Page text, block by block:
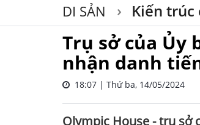
DI SẢN Kiến trúc
Trụ sở của Ủy
nhận danh
18:07 | Thứ ba, 14/05/2024
Olympic House - trụ sở